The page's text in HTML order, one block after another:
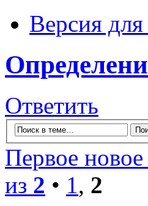
Версия для
Ответить
Первое
из 2 • 1, 2